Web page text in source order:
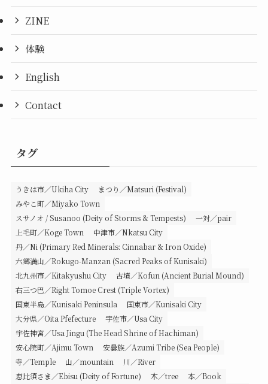
ZINE
体験
English
Contact
タグ
うきは市／Ukiha City
まつり／Matsuri (Festival)
みやこ町／Miyako Town
スサノオ / Susanoo (Deity of Storms & Tempests)
一対／pair
上毛町／Koge Town
中津市／Nkatsu City
丹／Ni (Primary Red Minerals: Cinnabar & Iron Oxide)
六郷満山／Rokugo-Manzan (Sacred Peaks of Kunisaki)
北九州市／Kitakyushu City
古墳／Kofun (Ancient Burial Mound)
右三つ巴／Right Tomoe Crest (Triple Vortex)
国東半島／Kunisaki Peninsula
国東市／Kunisaki City
大分県／Oita Pfefecture
宇佐市／Usa City
宇佐神宮／Usa Jingu (The Head Shrine of Hachiman)
安心院町／Ajimu Town
安曇族／Azumi Tribe (Sea People)
寺／Temple
山／mountain
川／River
恵比須さま／Ebisu (Deity of Fortune)
木／tree 本／Book